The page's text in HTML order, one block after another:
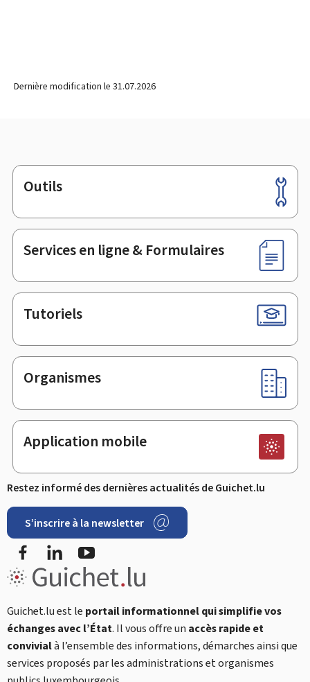
Dernière modification le 31.07.2026
Pied
de
page
Outils
Services en ligne & Formulaires
Tutoriels
Organismes
Application mobile
Restez informé des dernières actualités de Guichet.lu
S’inscrire à la newsletter
FacebookLinkedIn
Guichet.lu est le portail informationnel qui simplifie vos
échanges avec l’État. Il vous offre un accès rapide et
convivialà l’ensemble des informations, démarches ainsi que
services proposés par les administrations et organismes